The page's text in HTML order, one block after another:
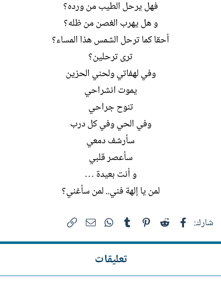
فهل يرحل الطيب من ورده؟
و هل يهرب الغصن من ظله؟
أحقا كما ترحل الشمس هذا المساء؟
ترى ترحلين؟
وفي لهفاتي ولحني الحزين
يموت انشراحي
تنوح جراحي
وفي الحي وفي كل درب
سأرشف دمعي
سأعصر قلبي
و أنت بعيدة …
لمن يا إلهة فني.. لمن سأغني؟​
شارك: فيسبوك Reddit
Pinterest
Tumblr
WhatsAppالبريد الإلكتروني
تعليقات